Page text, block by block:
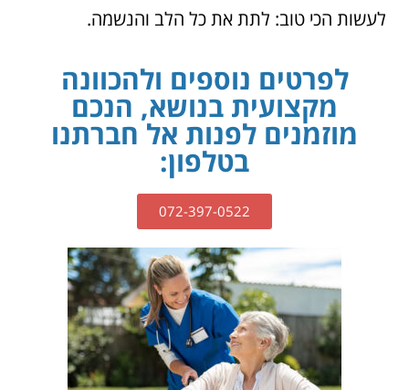
לעשות הכי טוב: לתת את כל הלב והנשמה.
לפרטים נוספים ולהכוונה
מקצועית בנושא, הנכם
מוזמנים לפנות אל חברתנו
בטלפון:
072-397-0522